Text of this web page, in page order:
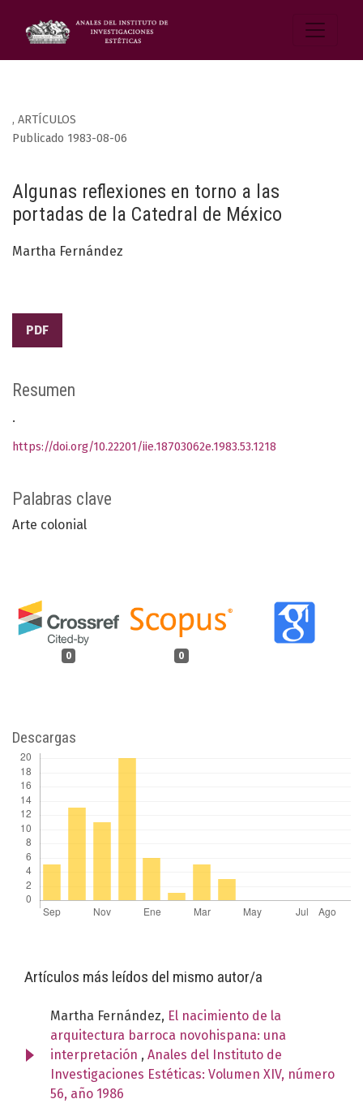
, ARTÍCULOS
Algunas reflexiones en torno a las
portadas de la Catedral de México
Publicado 1983-08-06
Martha Fernández
PDF
Palabras clave
Arte colonial
0 0
Resumen
.
https://doi.org/10.22201/iie.18703062e.1983.53.1218
Descargas
Artículos más leídos del mismo autor/a
Martha Fernández, El nacimiento de la
arquitectura barroca novohispana: una
interpretación , Anales del Instituto de
Investigaciones Estéticas: Volumen XIV, número
56, año 1986